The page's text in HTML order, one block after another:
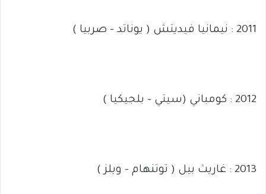
2011 : نيمانيا فيديتش ( يوناتد – صربيا )
2012 : كومباني (سيتي – بلجيكيا )
2013 : غاريث بيل ( توتنهام – ويلز )